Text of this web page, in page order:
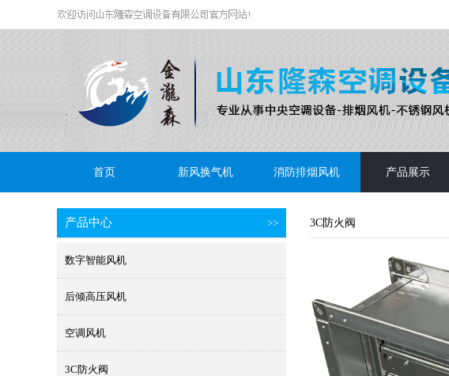
首页 新风换气机 消防排烟风机 产品展示
产品中心 >>
数字智能风机
后倾高压风机
空调风机
3C防火阀
3C防火阀